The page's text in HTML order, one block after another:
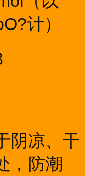
计）
阴凉、干
，防潮